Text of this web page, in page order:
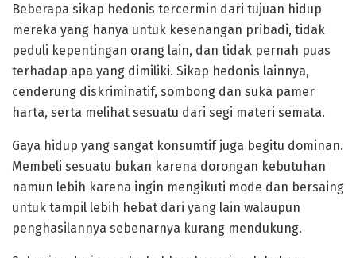
Beberapa sikap hedonis tercermin dari tujuan hidup
mereka yang hanya untuk kesenangan pribadi, tidak
peduli kepentingan orang lain, dan tidak pernah puas
terhadap apa yang dimiliki. Sikap hedonis lainnya,
cenderung diskriminatif, sombong dan suka pamer
harta, serta melihat sesuatu dari segi materi semata.
Gaya hidup yang sangat konsumtif juga begitu dominan.
Membeli sesuatu bukan karena dorongan kebutuhan
namun lebih karena ingin mengikuti mode dan bersaing
untuk tampil lebih hebat dari yang lain walaupun
penghasilannya sebenarnya kurang mendukung.